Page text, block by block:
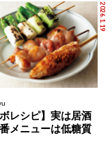
2026.1.19
ボレシピ】実は居酒
メニューは低糖質